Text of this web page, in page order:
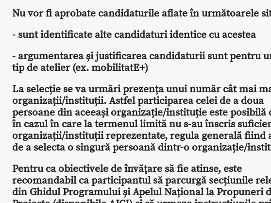
Nu vor fi aprobate candidaturile aflate în următoarele
- sunt identificate alte candidaturi identice cu acestea
- argumentarea și justificarea candidaturii sunt pentru
tip de atelier (ex. mobilitatE+)
La selecție se va urmări prezența unui număr cât mai
organizații/instituții. Astfel participarea celei de a doua
persoane din aceeași organizație/instituție este posibilă
în cazul în care la termenul limită nu s-au înscris
organizații/instituții reprezentate, regula generală fiind
de a selecta o singură persoană dintr-o organizație/
Pentru ca obiectivele de învăţare să fie atinse, este
recomandabil ca participantul să parcurgă secțiunile
din Ghidul Programului și Apelul Național la Propuneri